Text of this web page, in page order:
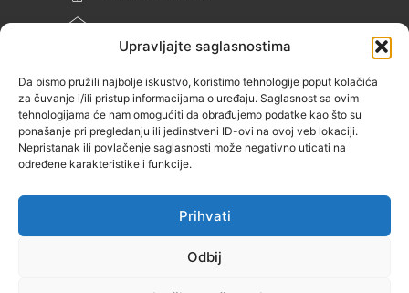
Upravljajte saglasnostima
Da bismo pružili najbolje iskustvo, koristimo tehnologije poput kolačića
za čuvanje i/ili pristup informacijama o uređaju. Saglasnost sa ovim
tehnologijama će nam omogućiti da obrađujemo podatke kao što su
ponašanje pri pregledanju ili jedinstveni ID-ovi na ovoj veb lokaciji.
Nepristanak ili povlačenje saglasnosti može negativno uticati na
određene karakteristike i funkcije.
Prihvati
Odbij
INFO@ZENIT.BA
ZENIČANKA, 3. SPRAT), 72000 ZENICA